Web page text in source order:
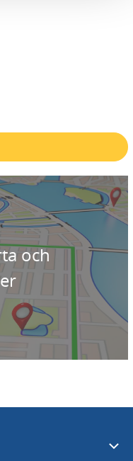
och